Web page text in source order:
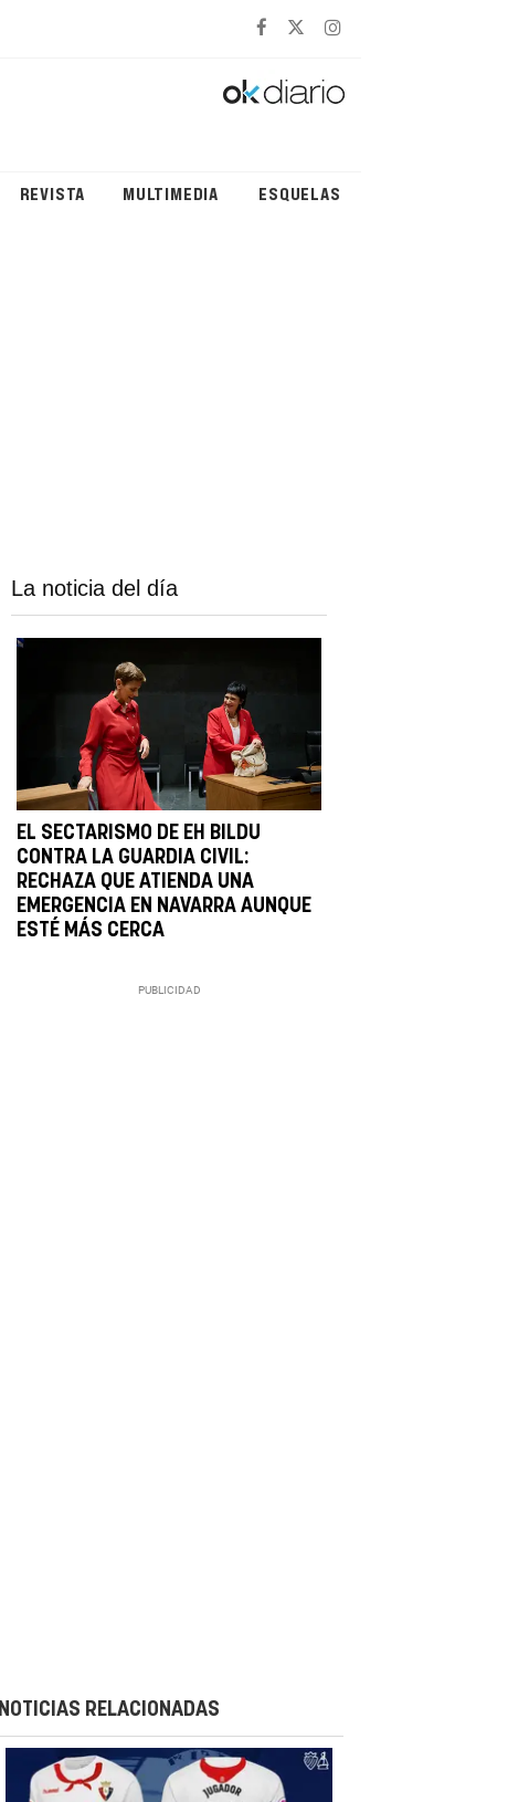
REVISTA MULTIMEDIA ESQUELAS
La noticia del día
EL SECTARISMO DE EH BILDU
CONTRA LA GUARDIA CIVIL:
RECHAZA QUE ATIENDA UNA
EMERGENCIA EN NAVARRA AUNQUE
ESTÉ MÁS CERCA
NOTICIAS RELACIONADAS